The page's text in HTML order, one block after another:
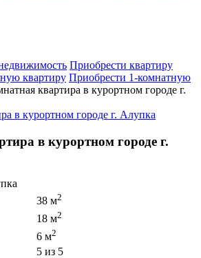
Приобрести квартиру
квартиру Приобрести 1-комнатную
квартира в курортном городе г.
в курортном городе г.
38 м2
18 м2
6 м2
5 из 5